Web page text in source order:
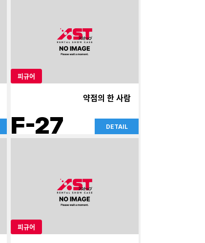
피규어
약점의 한 사람
F-27 DETAIL
피규어